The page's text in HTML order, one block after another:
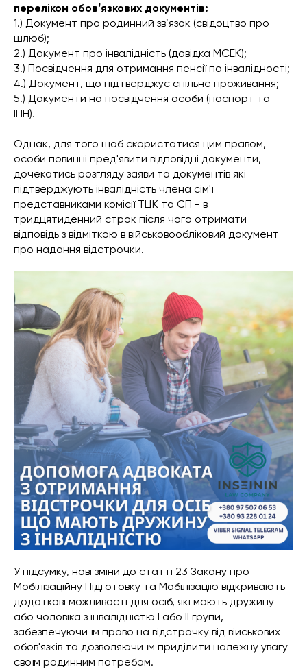
переліком обовʼязкових документів:
1.) Документ про родинний звʼязок (свідоцтво про
шлюб);
2.) Документ про інвалідність (довідка МСЕК);
3.) Посвідчення для отримання пенсії по інвалідності;
4.) Документ, що підтверджує спільне проживання;
5.) Документи на посвідчення особи (паспорт та
ІПН).
Однак, для того щоб скористатися цим правом,
особи повинні пред'явити відповідні документи,
дочекатись розгляду заяви та документів які
підтверджують інвалідність члена сім'ї
представниками комісії ТЦК та СП - в
тридцятиденний строк після чого отримати
відповідь з відміткою в військовообліковий документ
про надання відстрочки.
У підсумку, нові зміни до статті 23 Закону про
Мобілізаційну Підготовку та Мобілізацію відкривають
додаткові можливості для осіб, які мають дружину
або чоловіка з інвалідністю І або ІІ групи,
забезпечуючи їм право на відстрочку від військових
обов'язків та дозволяючи їм приділити належну увагу
своїм родинним потребам.